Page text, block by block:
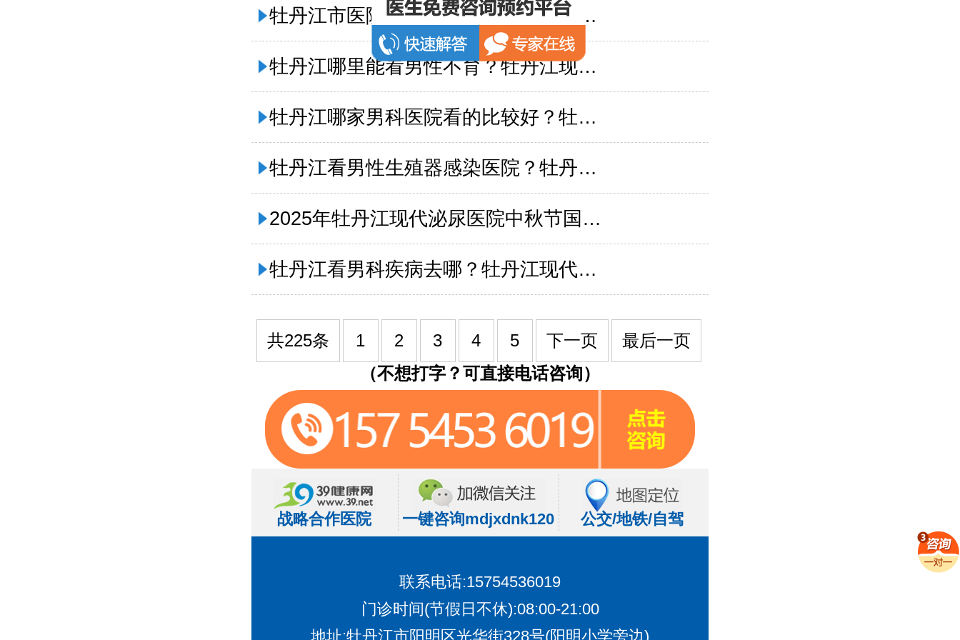
牡丹江市医院专业男科？牡丹江现代泌尿医院
牡丹江哪里能看男性不育？牡丹江现代泌尿医院
牡丹江哪家男科医院看的比较好？牡丹江现代泌尿医院
牡丹江看男性生殖器感染医院？牡丹江现代泌尿医院
2025年牡丹江现代泌尿医院中秋节国庆节不放假,专家正常接诊
牡丹江看男科疾病去哪？牡丹江现代泌尿医院
共225条 1 2 3 4 5 下一页
最后一页
（不想打字？可直接电话咨询）
战略合作医院 一键咨询mdjxdnk120 公交/地铁/自驾
联系电话:15754536019
门诊时间(节假日不休):08:00-21:00
地址:牡丹江市阳明区光华街328号(阳明小学旁边)